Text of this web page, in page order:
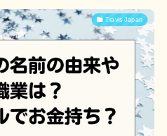
Travis Japan